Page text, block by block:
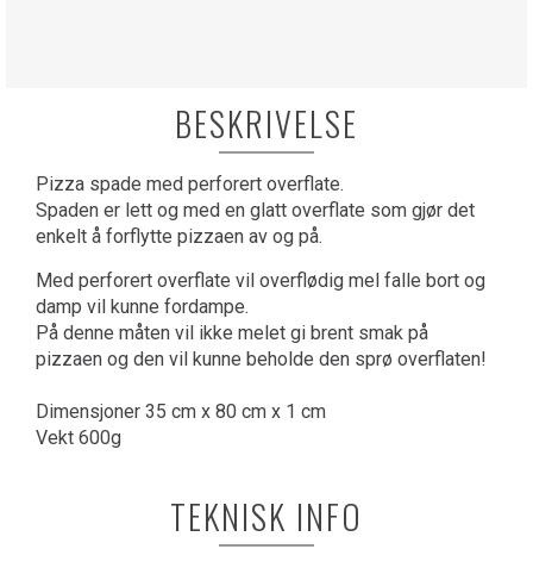
BESKRIVELSE
Pizza spade med perforert overflate.
Spaden er lett og med en glatt overflate som gjør det
enkelt å forflytte pizzaen av og på.
Med perforert overflate vil overflødig mel falle bort og
damp vil kunne fordampe.
På denne måten vil ikke melet gi brent smak på
pizzaen og den vil kunne beholde den sprø overflaten!
Dimensjoner 35 cm x 80 cm x 1 cm
Vekt 600g
TEKNISK INFO